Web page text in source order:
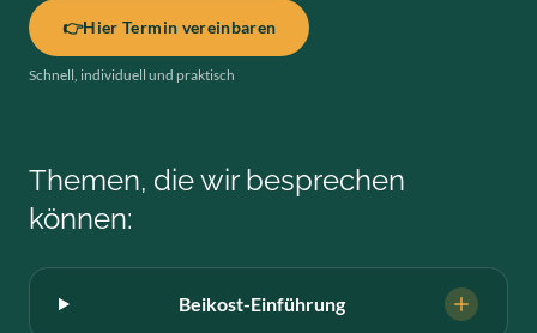
👉Hier Termin vereinbaren
Schnell, individuell und praktisch
Themen, die wir besprechen
können:
Beikost-Einführung